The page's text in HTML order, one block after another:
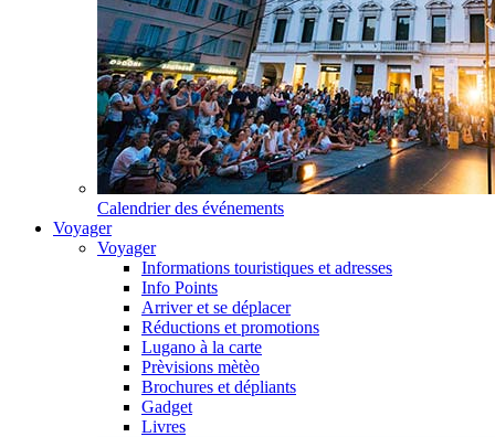
Calendrier des événements
Voyager
Voyager
Informations touristiques et adresses
Info Points
Arriver et se déplacer
Réductions et promotions
Lugano à la carte
Prèvisions mètèo
Brochures et dépliants
Gadget
Livres